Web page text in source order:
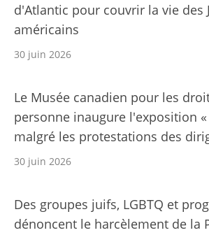
d'Atlantic pour couvrir la vie des
américains
30 juin 2026
Le Musée canadien pour les
personne inaugure l'exposition «
malgré les protestations des
30 juin 2026
Des groupes juifs, LGBTQ et
dénoncent le harcèlement de la